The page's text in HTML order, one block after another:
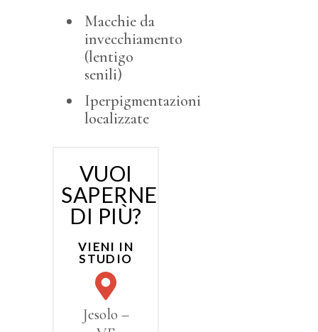
Macchie da
invecchiamento
(lentigo
senili)
Iperpigmentazioni
localizzate
VUOI
SAPERNE
DI PIÙ?
VIENI IN
STUDIO
Jesolo –